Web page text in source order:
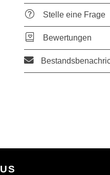
Stelle eine Frage
Bewertungen